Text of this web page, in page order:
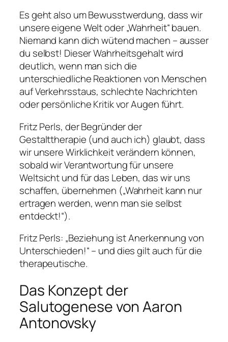
Es geht also um Bewusstwerdung, dass wir
unsere eigene Welt oder „Wahrheit“ bauen.
Niemand kann dich wütend machen – ausser
du selbst! Dieser Wahrheitsgehalt wird
deutlich, wenn man sich die
unterschiedliche Reaktionen von Menschen
auf Verkehrsstaus, schlechte Nachrichten
oder persönliche Kritik vor Augen führt.
Fritz Perls, der Begründer der
Gestalttherapie (und auch ich) glaubt, dass
wir unsere Wirklichkeit verändern können,
sobald wir Verantwortung für unsere
Weltsicht und für das Leben, das wir uns
schaffen, übernehmen („Wahrheit kann nur
ertragen werden, wenn man sie selbst
entdeckt!“).
Fritz Perls: „Beziehung ist Anerkennung von
Unterschieden!“ – und dies gilt auch für die
therapeutische.
Das Konzept der
Salutogenese von Aaron
Antonovsky